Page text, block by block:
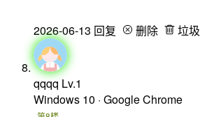
2026-06-13 回复 删除 垃圾
qqqq Lv.1
Windows 10 · Google Chrome